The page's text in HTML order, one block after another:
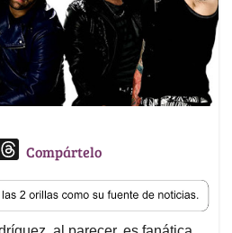
T
r
e
Compártelo